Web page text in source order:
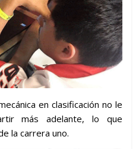
en clasificación no le
más adelante, lo que
la carrera uno.